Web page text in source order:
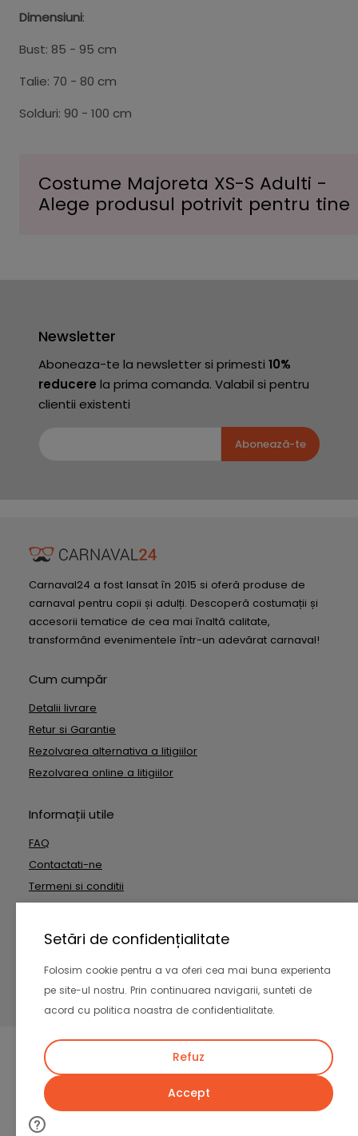
Setări de confidențialitate
Folosim cookie pentru a va oferi cea mai buna experienta
pe site-ul nostru. Prin continuarea navigarii, sunteti de
acord cu politica noastra de confidentialitate.
Refuz
Accept
Dimensiuni:
Bust: 85 - 95 cm
Talie: 70 - 80 cm
Solduri: 90 - 100 cm
Costume Majoreta XS-S Adulti -
Alege produsul potrivit pentru tine
Newsletter
Aboneaza-te la newsletter si primesti 10%
reducere la prima comanda. Valabil si pentru
clientii existenti
Abonează-te
Carnaval24 a fost lansat în 2015 si oferă produse de
carnaval pentru copii și adulți. Descoperă costumații și
accesorii tematice de cea mai înaltă calitate,
transformând evenimentele într-un adevărat carnaval!
Cum cumpăr
Detalii livrare
Retur si Garantie
Rezolvarea alternativa a litigiilor
Rezolvarea online a litigiilor
Informații utile
FAQ
Contactati-ne
Termeni si conditii
Date cu caracter personal
-